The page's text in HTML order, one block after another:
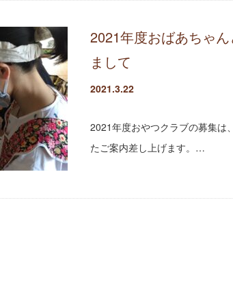
2021年度おばあちゃ
まして
2021.3.22
2021年度おやつクラブの募集は
たご案内差し上げます。…